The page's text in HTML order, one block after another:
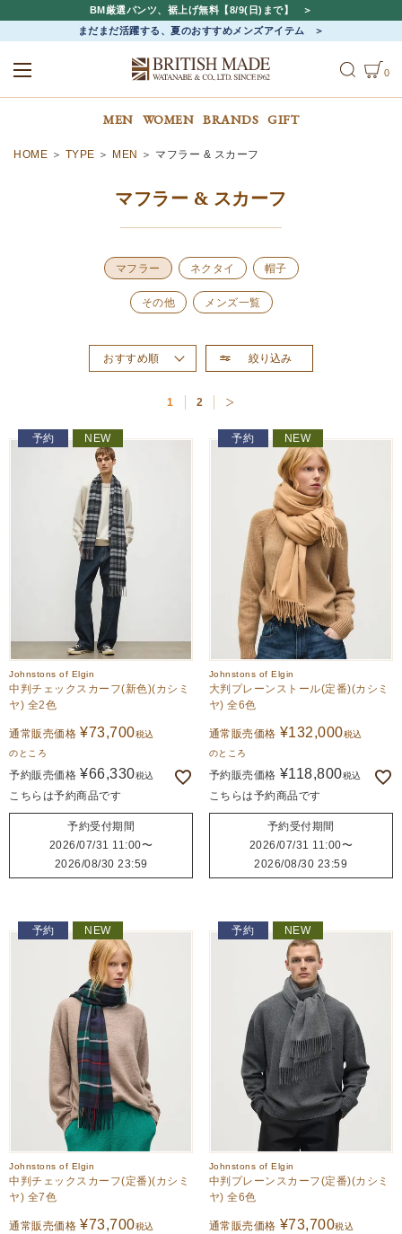
BM厳選パンツ、裾上げ無料【8/9(日)まで】
まだまだ活躍する、夏のおすすめメンズアイテム
0
MEN WOMEN BRANDS GIFT
HOME TYPE MEN マフラー & スカーフ
マフラー & スカーフ
マフラー ネクタイ 帽子
その他 メンズ一覧
絞り込み
おすすめ順
価格が高い順
価格が安い順
1 2
予約 NEW
Johnstons of Elgin
中判チェックスカーフ(新色)(カシミ
ヤ) 全2色
通常販売価格 ¥73,700税込
のところ
予約販売価格 ¥66,330税込
こちらは予約商品です
予約受付期間
2026/07/31 11:00〜
2026/08/30 23:59
予約 NEW
Johnstons of Elgin
大判プレーンストール(定番)(カシミ
ヤ) 全6色
通常販売価格 ¥132,000税込
のところ
予約販売価格 ¥118,800税込
こちらは予約商品です
予約受付期間
2026/07/31 11:00〜
2026/08/30 23:59
予約 NEW
Johnstons of Elgin
中判チェックスカーフ(定番)(カシミ
ヤ) 全7色
通常販売価格 ¥73,700税込
予約 NEW
Johnstons of Elgin
中判プレーンスカーフ(定番)(カシミ
ヤ) 全6色
通常販売価格 ¥73,700税込